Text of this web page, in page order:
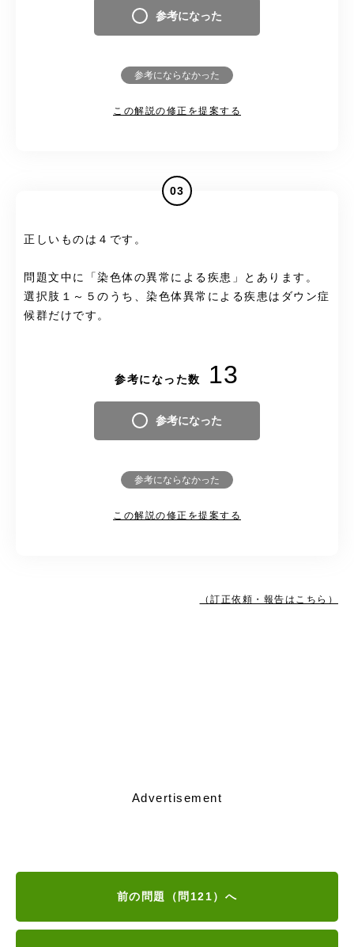
参考になった
参考にならなかった
この解説の修正を提案する
03
正しいものは４です。
問題文中に「染色体の異常による疾患」とあります。
選択肢１～５のうち、染色体異常による疾患はダウン症
候群だけです。
参考になった数 13
参考になった
参考にならなかった
この解説の修正を提案する
（訂正依頼・報告はこちら）
Advertisement
前の問題（問121）へ